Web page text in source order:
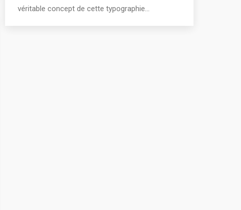
véritable concept de cette typographie…